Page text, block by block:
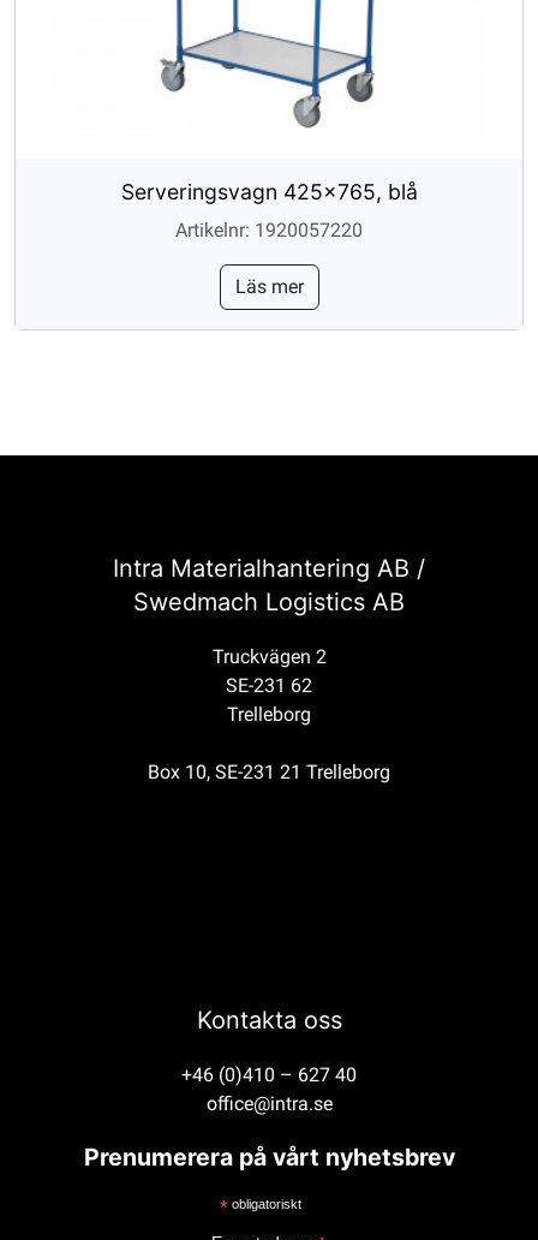
Serveringsvagn 425x765, blå
Artikelnr: 1920057220
Läs mer
Intra Materialhantering AB /
Swedmach Logistics AB
Truckvägen 2
SE-231 62
Trelleborg
Box 10, SE-231 21 Trelleborg
Kontakta oss
+46 (0)410 – 627 40
office@intra.se
Prenumerera på vårt nyhetsbrev
* obligatoriskt